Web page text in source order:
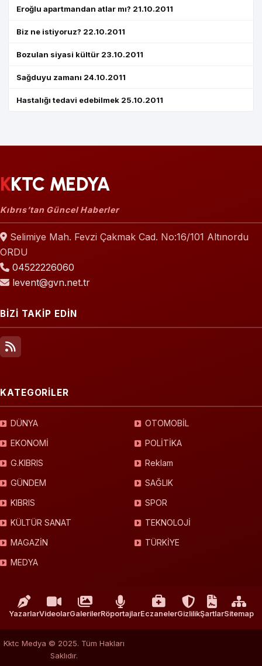
Eroğlu apartmandan atlar mı? 21.10.2011
Biz ne istiyoruz? 22.10.2011
Bozulan siyasi kültür 23.10.2011
Sağduyu zamanı 24.10.2011
Hastalığı tedavi edebilmek 25.10.2011
KKTC MEDYA
Kıbrıs’tan Güncel Haberler
Selimiye Mah. Fevzi Çakmak Cad. No:16/101 Altınordu
ORDU
04522226060
levent@gvn.net.tr
BİZİ TAKİP EDİN
KATEGORİLER
DÜNYA
EKONOMİ
G.KIBRIS
GÜNDEM
KIBRIS
KÜLTÜR SANAT
MAGAZİN
MEDYA
OTOMOBİL
POLİTİKA
Reklam
SAĞLIK
SPOR
TEKNOLOJİ
TÜRKİYE
YazarlarVideolarGalerilerRöportajlarEczanelerGizlilikŞartlarSitemap
Kktc Medya © 2025. Tüm Hakları
Saklıdır.